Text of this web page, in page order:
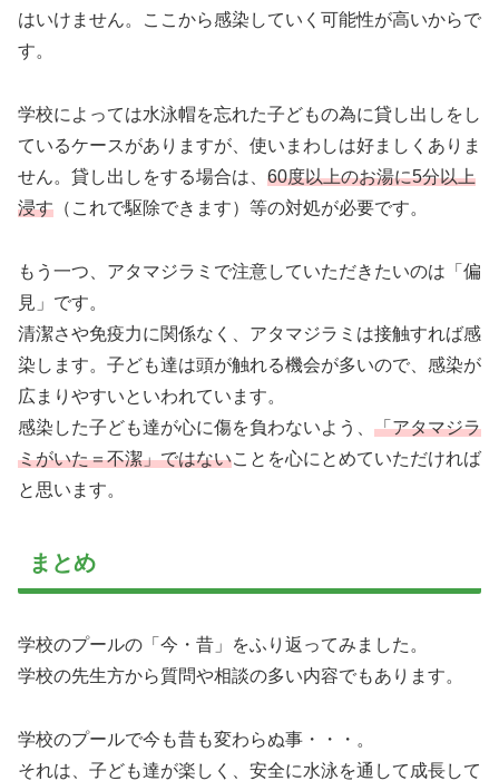
はいけません。ここから感染していく可能性が高いからで
す。
学校によっては水泳帽を忘れた子どもの為に貸し出しをし
ているケースがありますが、使いまわしは好ましくありま
せん。貸し出しをする場合は、 60度以上のお湯に5分以上
浸す （これで駆除できます）等の対処が必要です。
もう一つ、アタマジラミで注意していただきたいのは「偏
見」です。
清潔さや免疫力に関係なく、アタマジラミは接触すれば感
染します。子ども達は頭が触れる機会が多いので、感染が
広まりやすいといわれています。
感染した子ども達が心に傷を負わないよう、 「アタマジラ
ミがいた＝不潔」ではないことを心にとめていただければ
と思います。
まとめ
学校のプールの「今・昔」をふり返ってみました。
学校の先生方から質問や相談の多い内容でもあります。
学校のプールで今も昔も変わらぬ事・・・。
それは、子ども達が楽しく、安全に水泳を通して成長して